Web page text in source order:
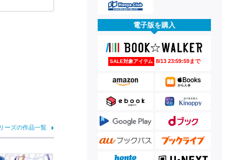
ーズの作品一覧
電子版を購入
SALE対象アイテム 8/13 23:59:59まで